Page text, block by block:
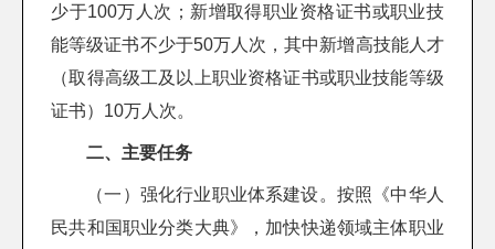
少于100万人次；新增取得职业资格证书或职业技
能等级证书不少于50万人次，其中新增高技能人才
（取得高级工及以上职业资格证书或职业技能等级
证书）10万人次。
二、主要任务
（一）强化行业职业体系建设。按照《中华人
民共和国职业分类大典》，加快快递领域主体职业